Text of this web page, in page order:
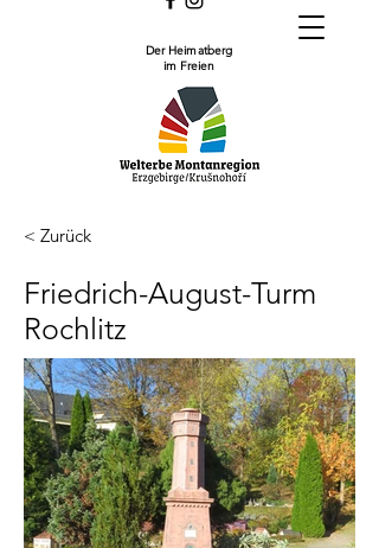
Der Heimatberg
im Freien
< Zurück
Friedrich-August-Turm
Rochlitz